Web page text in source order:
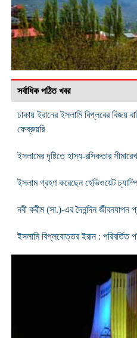
সর্বাধিক পঠিত খবর
ঢাকায় ইরানের ইসলামি বিপ্লবের বিজয়
ফেব্রুয়রি
ইসলামের দৃষ্টিতে হাস্য-রসিকতার
ইসলাম গ্রহণ করেছেন হেভিওয়েট
নবী করীম (সা.)-এর দৈনন্দিন জীবনযাপন
ইসলামি বিপ্লবোত্তর ইরান : পরিবর্তিত